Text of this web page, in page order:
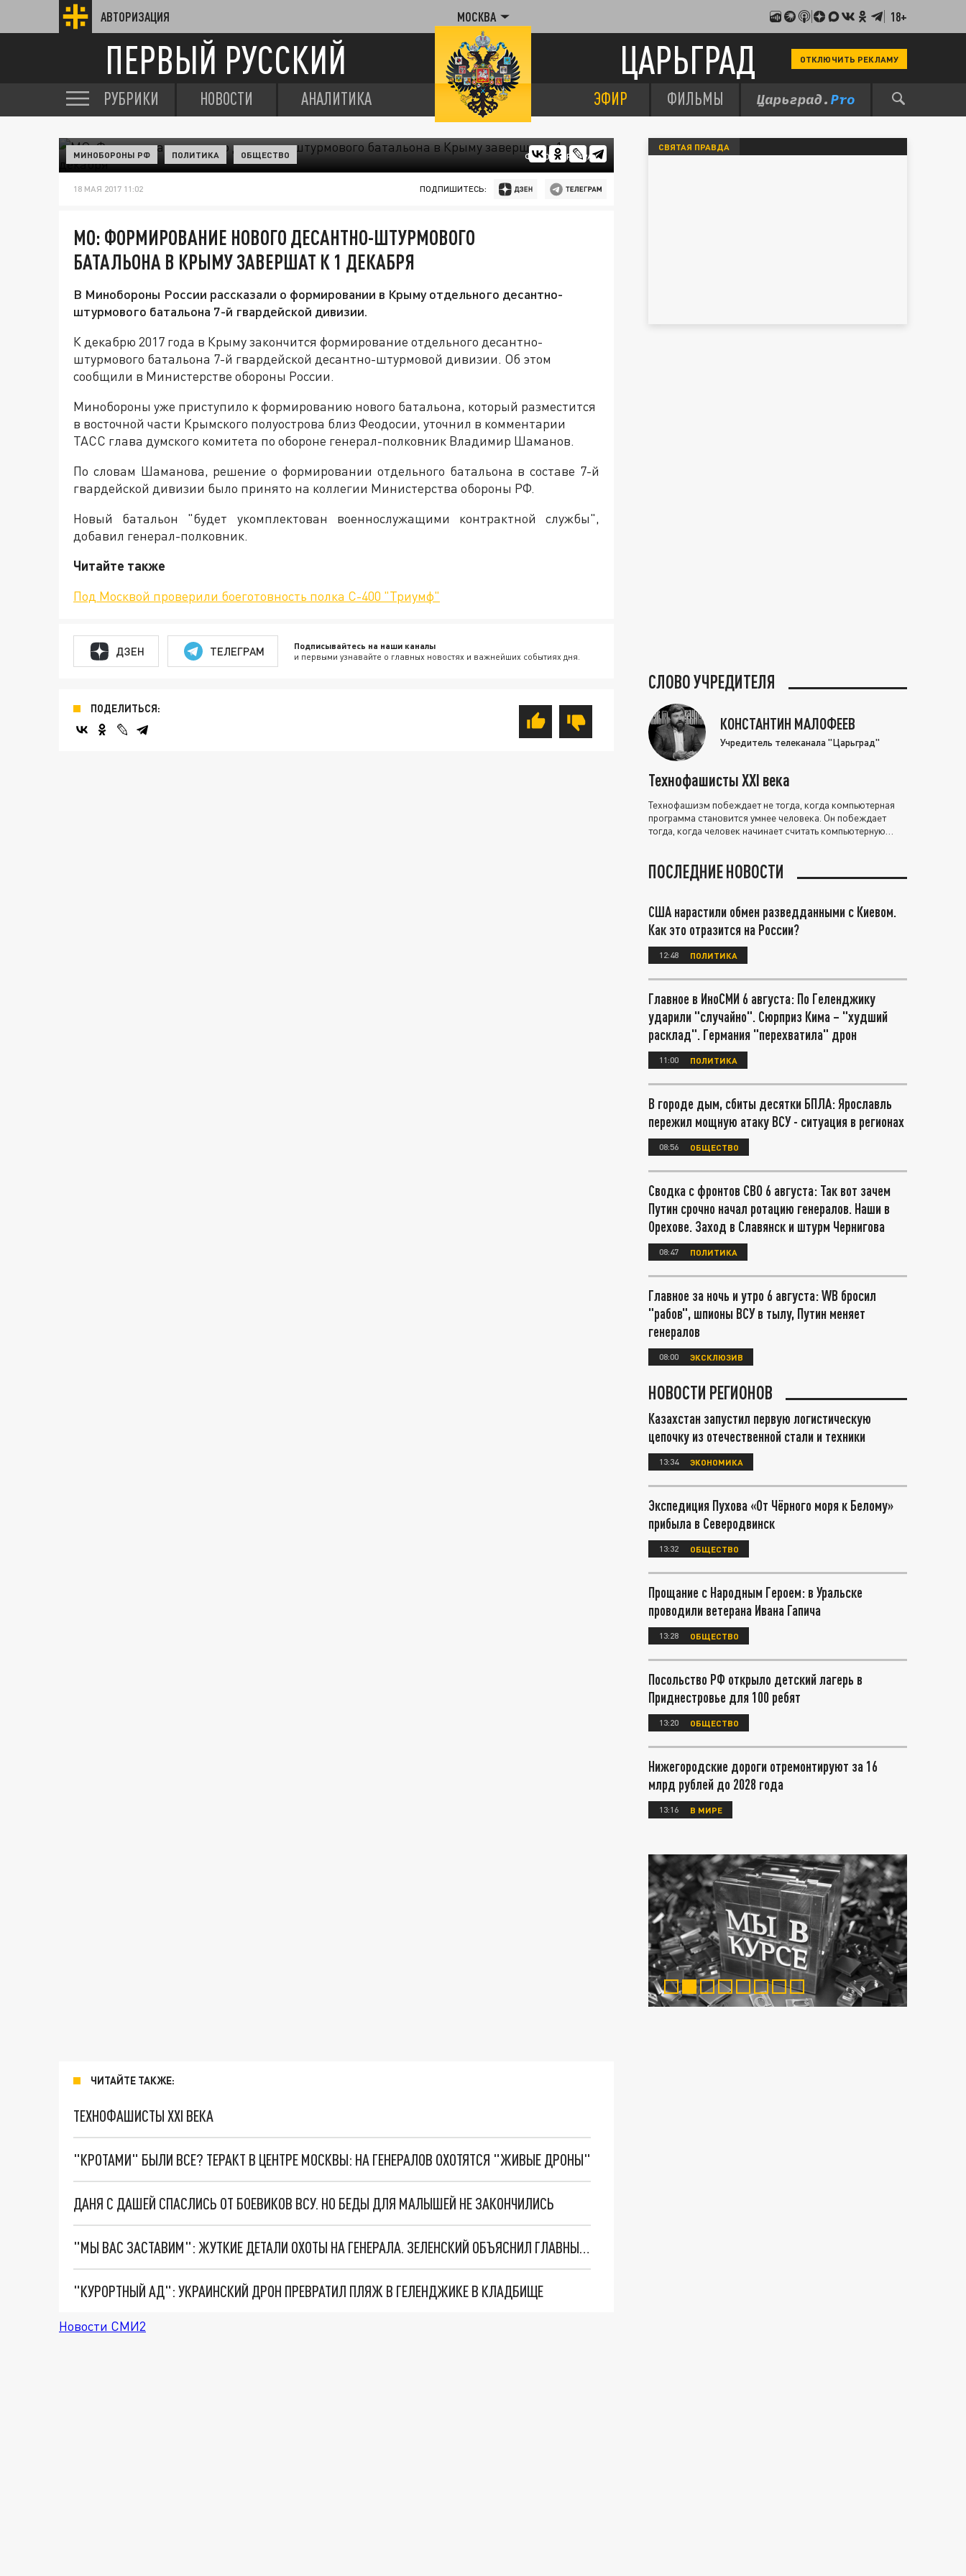
АВТОРИЗАЦИЯ МОСКВА 18+
ПЕРВЫЙ РУССКИЙ ЦАРЬГРАД ОТКЛЮЧИТЬ РЕКЛАМУ
РУБРИКИ НОВОСТИ АНАЛИТИКА ЭФИР ФИЛЬМЫ
ФОТО: ЦАРЬГРАД
МИНОБОРОНЫ РФ ПОЛИТИКА ОБЩЕСТВО
18 МАЯ 2017 11:02 ПОДПИШИТЕСЬ:
МО: ФОРМИРОВАНИЕ НОВОГО ДЕСАНТНО-ШТУРМОВОГО
БАТАЛЬОНА В КРЫМУ ЗАВЕРШАТ К 1 ДЕКАБРЯ
В Минобороны России рассказали о формировании в Крыму отдельного десантно-
штурмового батальона 7-й гвардейской дивизии.
К декабрю 2017 года в Крыму закончится формирование отдельного десантно-
штурмового батальона 7-й гвардейской десантно-штурмовой дивизии. Об этом
сообщили в Министерстве обороны России.
Минобороны уже приступило к формированию нового батальона, который разместится
в восточной части Крымского полуострова близ Феодосии, уточнил в комментарии
ТАСС глава думского комитета по обороне генерал-полковник Владимир Шаманов.
По словам Шаманова, решение о формировании отдельного батальона в составе 7-й
гвардейской дивизии было принято на коллегии Министерства обороны РФ.
Новый батальон "будет укомплектован военнослужащими контрактной службы",
добавил генерал-полковник.
Читайте также
Под Москвой проверили боеготовность полка С-400 "Триумф"
ДЗЕН ТЕЛЕГРАМ Подписывайтесь на наши каналы
и первыми узнавайте о главных новостях и важнейших событиях дня.
ПОДЕЛИТЬСЯ:
ЧИТАЙТЕ ТАКЖЕ:
ТЕХНОФАШИСТЫ XXI ВЕКА
"КРОТАМИ" БЫЛИ ВСЕ? ТЕРАКТ В ЦЕНТРЕ МОСКВЫ: НА ГЕНЕРАЛОВ ОХОТЯТСЯ "ЖИВЫЕ ДРОНЫ"
ДАНЯ С ДАШЕЙ СПАСЛИСЬ ОТ БОЕВИКОВ ВСУ. НО БЕДЫ ДЛЯ МАЛЫШЕЙ НЕ ЗАКОНЧИЛИСЬ
"МЫ ВАС ЗАСТАВИМ": ЖУТКИЕ ДЕТАЛИ ОХОТЫ НА ГЕНЕРАЛА. ЗЕЛЕНСКИЙ ОБЪЯСНИЛ ГЛАВНЫЙ СМЫСЛ ТЕРАКТА В ЦЕНТРЕ МОСКВЫ
"КУРОРТНЫЙ АД": УКРАИНСКИЙ ДРОН ПРЕВРАТИЛ ПЛЯЖ В ГЕЛЕНДЖИКЕ В КЛАДБИЩЕ
Новости СМИ2
СВЯТАЯ ПРАВДА
СЛОВО УЧРЕДИТЕЛЯ
КОНСТАНТИН МАЛОФЕЕВ
Учредитель телеканала "Царьград"
Технофашисты XXI века
Технофашизм побеждает не тогда, когда компьютерная
программа становится умнее человека. Он побеждает
тогда, когда человек начинает считать компьютерную
ПОСЛЕДНИЕ НОВОСТИ
США нарастили обмен разведданными с Киевом.
Как это отразится на России?
12:48 ПОЛИТИКА
Главное в ИноСМИ 6 августа: По Геленджику
ударили "случайно". Сюрприз Кима – "худший
расклад". Германия "перехватила" дрон
11:00 ПОЛИТИКА
В городе дым, сбиты десятки БПЛА: Ярославль
пережил мощную атаку ВСУ - ситуация в регионах
08:56 ОБЩЕСТВО
Сводка с фронтов СВО 6 августа: Так вот зачем
Путин срочно начал ротацию генералов. Наши в
Орехове. Заход в Славянск и штурм Чернигова
08:47 ПОЛИТИКА
Главное за ночь и утро 6 августа: WB бросил
"рабов", шпионы ВСУ в тылу, Путин меняет
генералов
08:00 ЭКСКЛЮЗИВ
НОВОСТИ РЕГИОНОВ
Казахстан запустил первую логистическую
цепочку из отечественной стали и техники
13:34 ЭКОНОМИКА
Экспедиция Пухова «От Чёрного моря к Белому»
прибыла в Северодвинск
13:32 ОБЩЕСТВО
Прощание с Народным Героем: в Уральске
проводили ветерана Ивана Гапича
13:28 ОБЩЕСТВО
Посольство РФ открыло детский лагерь в
Приднестровье для 100 ребят
13:20 ОБЩЕСТВО
Нижегородские дороги отремонтируют за 16
млрд рублей до 2028 года
13:16 В МИРЕ